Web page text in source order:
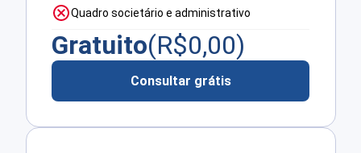
Quadro societário e administrativo
Gratuito(R$0,00)
Consultar grátis